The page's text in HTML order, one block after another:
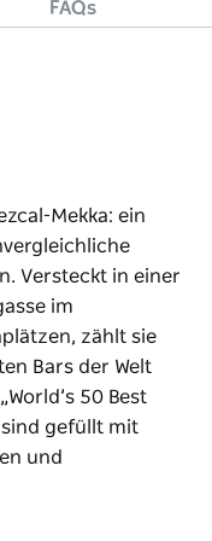
FAQs
Mekka: ein
Versteckt in einer
im
zählt sie
Bars der Welt
50 Best
sind gefüllt mit
und